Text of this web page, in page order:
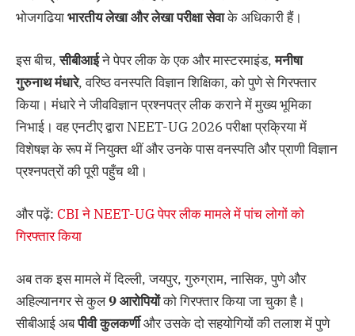
भोजगढियाभारतीयलेखाऔरलेखापरीक्षासेवाके अधिकारी हैं।
इस बीच,सीबीआईने पेपर लीक के एक और मास्टरमाइंड,मनीषा
गुरुनाथमंधारे, वरिष्ठ वनस्पति विज्ञान शिक्षिका, को पुणे से गिरफ्तार
किया। मंधारे ने जीवविज्ञान प्रश्नपत्र लीक कराने में मुख्य भूमिका
निभाई। वह एनटीए द्वारा NEET-UG 2026 परीक्षा प्रक्रिया में
विशेषज्ञ के रूप में नियुक्त थीं और उनके पास वनस्पति और प्राणी विज्ञान
प्रश्नपत्रों की पूरी पहुँच थी।
और पढ़ें: CBI ने NEET-UG पेपर लीक मामले में पांच लोगों को
गिरफ्तार किया
अब तक इस मामले में दिल्ली, जयपुर, गुरुग्राम, नासिक, पुणे और
अहिल्यानगर से कुल9आरोपियोंको गिरफ्तार किया जा चुका है।
सीबीआई अबपीवीकुलकर्णीऔर उसके दो सहयोगियों की तलाश में पुणे